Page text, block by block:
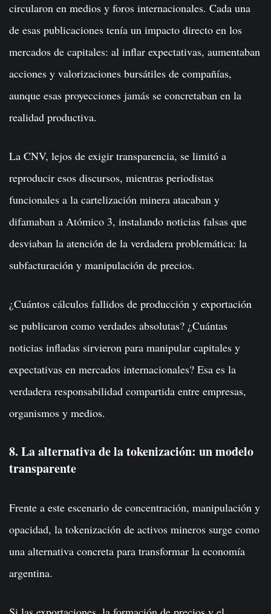
circularon en medios y foros internacionales. Cada una
de esas publicaciones tenía un impacto directo en los
mercados de capitales: al inflar expectativas, aumentaban
acciones y valorizaciones bursátiles de compañías,
aunque esas proyecciones jamás se concretaban en la
realidad productiva.
La CNV, lejos de exigir transparencia, se limitó a
reproducir esos discursos, mientras periodistas
funcionales a la cartelización minera atacaban y
difamaban a Atómico 3, instalando noticias falsas que
desviaban la atención de la verdadera problemática: la
subfacturación y manipulación de precios.
¿Cuántos cálculos fallidos de producción y exportación
se publicaron como verdades absolutas? ¿Cuántas
noticias infladas sirvieron para manipular capitales y
expectativas en mercados internacionales? Esa es la
verdadera responsabilidad compartida entre empresas,
organismos y medios.
8. La alternativa de la tokenización: un modelo
transparente
Frente a este escenario de concentración, manipulación y
opacidad, la tokenización de activos mineros surge como
una alternativa concreta para transformar la economía
argentina.